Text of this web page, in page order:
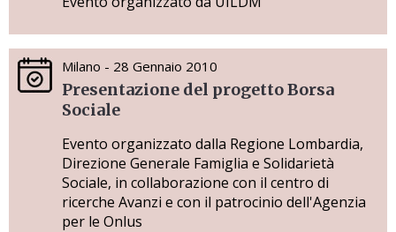
Milano - 28 Gennaio 2010
Presentazione del progetto Borsa
Sociale
Evento organizzato dalla Regione Lombardia,
Direzione Generale Famiglia e Solidarietà
Sociale, in collaborazione con il centro di
ricerche Avanzi e con il patrocinio dell'Agenzia
per le Onlus